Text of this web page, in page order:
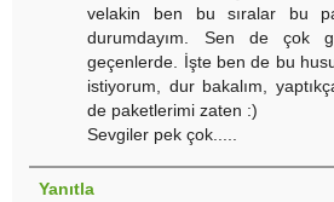
velakin ben bu sıralar bu
durumdayım. Sen de çok
geçenlerde. İşte ben de bu
istiyorum, dur bakalım,
de paketlerimi zaten :)
Sevgiler pek çok.....
Yanıtla